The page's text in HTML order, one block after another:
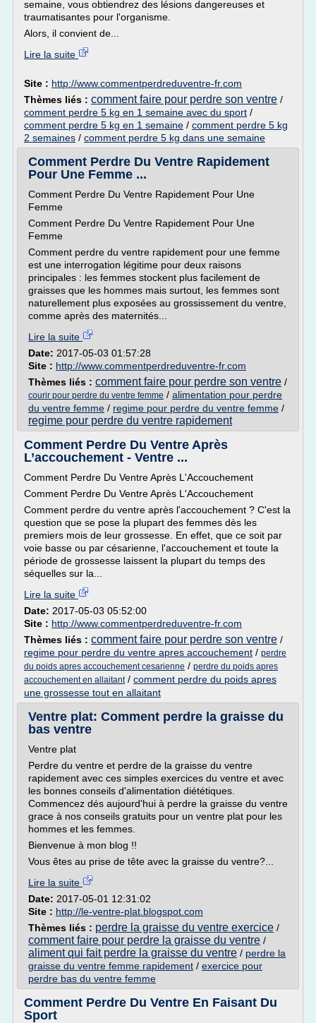
semaine, vous obtiendrez des lésions dangereuses et
traumatisantes pour l'organisme.
Alors, il convient de...
Lire la suite
Site : http://www.commentperdreduventre-fr.com
Thèmes liés : comment faire pour perdre son ventre /
comment perdre 5 kg en 1 semaine avec du sport /
comment perdre 5 kg en 1 semaine / comment perdre 5 kg
2 semaines / comment perdre 5 kg dans une semaine
Comment Perdre Du Ventre Rapidement
Pour Une Femme ...
Comment Perdre Du Ventre Rapidement Pour Une
Femme
Comment Perdre Du Ventre Rapidement Pour Une
Femme
Comment perdre du ventre rapidement pour une femme
est une interrogation légitime pour deux raisons
principales : les femmes stockent plus facilement de
graisses que les hommes mais surtout, les femmes sont
naturellement plus exposées au grossissement du ventre,
comme après des maternités...
Lire la suite
Date: 2017-05-03 01:57:28
Site : http://www.commentperdreduventre-fr.com
Thèmes liés : comment faire pour perdre son ventre /
courir pour perdre du ventre femme / alimentation pour perdre
du ventre femme / regime pour perdre du ventre femme /
regime pour perdre du ventre rapidement
Comment Perdre Du Ventre Après
L’accouchement - Ventre ...
Comment Perdre Du Ventre Après L'Accouchement
Comment Perdre Du Ventre Après L'Accouchement
Comment perdre du ventre après l'accouchement ? C'est la
question que se pose la plupart des femmes dès les
premiers mois de leur grossesse. En effet, que ce soit par
voie basse ou par césarienne, l'accouchement et toute la
période de grossesse laissent la plupart du temps des
séquelles sur la...
Lire la suite
Date: 2017-05-03 05:52:00
Site : http://www.commentperdreduventre-fr.com
Thèmes liés : comment faire pour perdre son ventre /
regime pour perdre du ventre apres accouchement / perdre
du poids apres accouchement cesarienne / perdre du poids apres
accouchement en allaitant/ comment perdre du poids apres
une grossesse tout en allaitant
Ventre plat: Comment perdre la graisse du
bas ventre
Ventre plat
Perdre du ventre et perdre de la graisse du ventre
rapidement avec ces simples exercices du ventre et avec
les bonnes conseils d'alimentation diététiques.
Commencez dés aujourd'hui à perdre la graisse du ventre
grace à nos conseils gratuits pour un ventre plat pour les
hommes et les femmes.
Bienvenue à mon blog !!
Vous êtes au prise de tête avec la graisse du ventre?...
Lire la suite
Date: 2017-05-01 12:31:02
Site : http://le-ventre-plat.blogspot.com
Thèmes liés : perdre la graisse du ventre exercice /
comment faire pour perdre la graisse du ventre /
aliment qui fait perdre la graisse du ventre / perdre la
graisse du ventre femme rapidement / exercice pour
perdre bas du ventre femme
Comment Perdre Du Ventre En Faisant Du
Sport